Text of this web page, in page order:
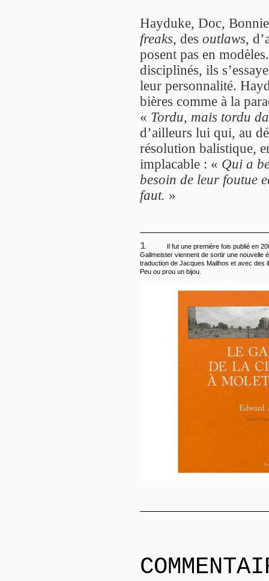
Hayduke, Doc,
freaks, des outlaws,
posent pas en
disciplinés, ils
leur personnalité.
bières comme à la
« Tordu, mais tordu
d’ailleurs lui qui, au
résolution balistique,
implacable : « Qui a
besoin de leur foutue
faut. »
1
Il fut une première fois publié en
Gallmeister viennent de sortir une nouvelle
traduction de Jacques Mailhos et avec des
Peu ou prou un bijou.